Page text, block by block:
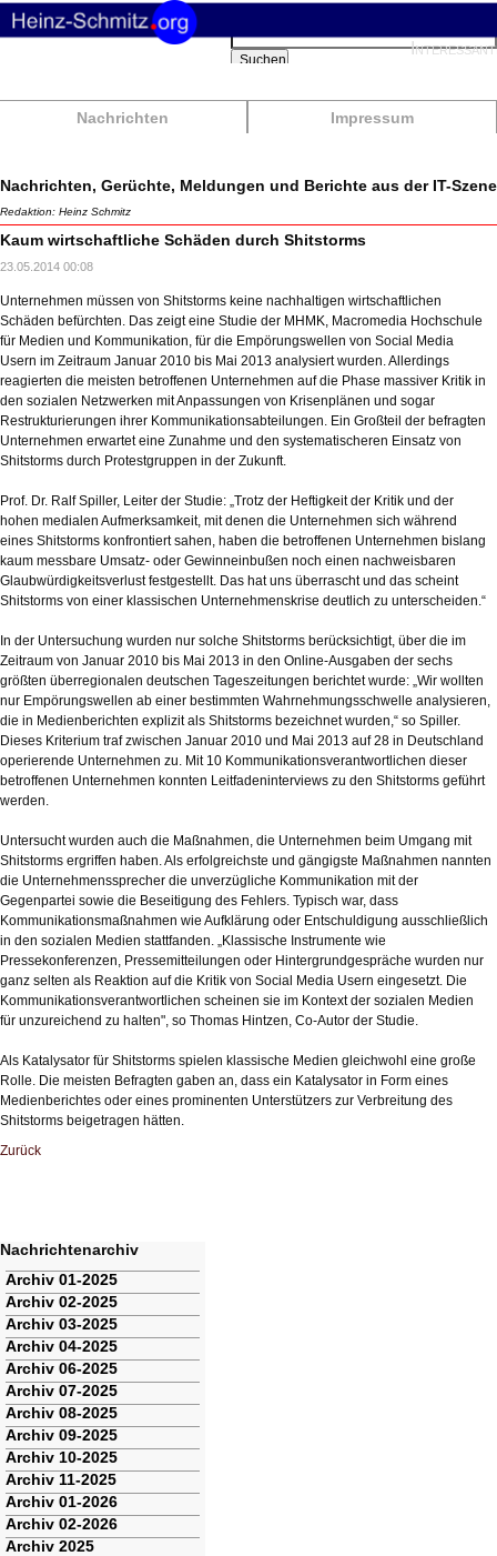
Nachrichten Impressum
Suchbegriffe
Suchen
Nachrichten, Gerüchte, Meldungen und Berichte aus der IT-Szene
Redaktion: Heinz Schmitz
Kaum wirtschaftliche Schäden durch Shitstorms
23.05.2014 00:08
Unternehmen müssen von Shitstorms keine nachhaltigen wirtschaftlichen
Schäden befürchten. Das zeigt eine Studie der MHMK, Macromedia Hochschule
für Medien und Kommunikation, für die Empörungswellen von Social Media
Usern im Zeitraum Januar 2010 bis Mai 2013 analysiert wurden. Allerdings
reagierten die meisten betroffenen Unternehmen auf die Phase massiver Kritik in
den sozialen Netzwerken mit Anpassungen von Krisenplänen und sogar
Restrukturierungen ihrer Kommunikationsabteilungen. Ein Großteil der befragten
Unternehmen erwartet eine Zunahme und den systematischeren Einsatz von
Shitstorms durch Protestgruppen in der Zukunft.
Prof. Dr. Ralf Spiller, Leiter der Studie: „Trotz der Heftigkeit der Kritik und der
hohen medialen Aufmerksamkeit, mit denen die Unternehmen sich während
eines Shitstorms konfrontiert sahen, haben die betroffenen Unternehmen bislang
kaum messbare Umsatz- oder Gewinneinbußen noch einen nachweisbaren
Glaubwürdigkeitsverlust festgestellt. Das hat uns überrascht und das scheint
Shitstorms von einer klassischen Unternehmenskrise deutlich zu unterscheiden.“
In der Untersuchung wurden nur solche Shitstorms berücksichtigt, über die im
Zeitraum von Januar 2010 bis Mai 2013 in den Online-Ausgaben der sechs
größten überregionalen deutschen Tageszeitungen berichtet wurde: „Wir wollten
nur Empörungswellen ab einer bestimmten Wahrnehmungsschwelle analysieren,
die in Medienberichten explizit als Shitstorms bezeichnet wurden,“ so Spiller.
Dieses Kriterium traf zwischen Januar 2010 und Mai 2013 auf 28 in Deutschland
operierende Unternehmen zu. Mit 10 Kommunikationsverantwortlichen dieser
betroffenen Unternehmen konnten Leitfadeninterviews zu den Shitstorms geführt
werden.
Untersucht wurden auch die Maßnahmen, die Unternehmen beim Umgang mit
Shitstorms ergriffen haben. Als erfolgreichste und gängigste Maßnahmen nannten
die Unternehmenssprecher die unverzügliche Kommunikation mit der
Gegenpartei sowie die Beseitigung des Fehlers. Typisch war, dass
Kommunikationsmaßnahmen wie Aufklärung oder Entschuldigung ausschließlich
in den sozialen Medien stattfanden. „Klassische Instrumente wie
Pressekonferenzen, Pressemitteilungen oder Hintergrundgespräche wurden nur
ganz selten als Reaktion auf die Kritik von Social Media Usern eingesetzt. Die
Kommunikationsverantwortlichen scheinen sie im Kontext der sozialen Medien
für unzureichend zu halten", so Thomas Hintzen, Co-Autor der Studie.
Als Katalysator für Shitstorms spielen klassische Medien gleichwohl eine große
Rolle. Die meisten Befragten gaben an, dass ein Katalysator in Form eines
Medienberichtes oder eines prominenten Unterstützers zur Verbreitung des
Shitstorms beigetragen hätten.
Zurück
Nachrichtenarchiv
Navigation
überspringen
Archiv 01-2025
Archiv 02-2025
Archiv 03-2025
Archiv 04-2025
Archiv 06-2025
Archiv 07-2025
Archiv 08-2025
Archiv 09-2025
Archiv 10-2025
Archiv 11-2025
Archiv 01-2026
Archiv 02-2026
Archiv 2025